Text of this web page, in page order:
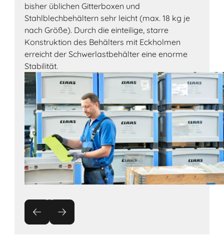
bisher üblichen Gitterboxen und
Stahlblechbehältern sehr leicht (max. 18 kg je
nach Größe). Durch die einteilige, starre
Konstruktion des Behälters mit Eckholmen
erreicht der Schwerlastbehälter eine enorme
Stabilität.